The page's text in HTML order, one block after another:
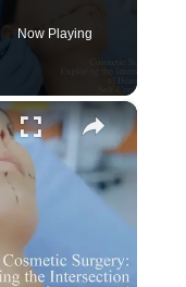
Now Playing
×